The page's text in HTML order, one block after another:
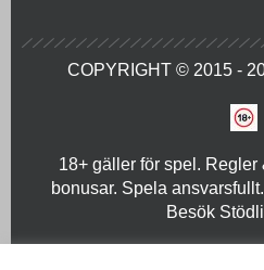
COPYRIGHT © 2015 -
18+ gäller för spel.
bonusar. Spela
Besök